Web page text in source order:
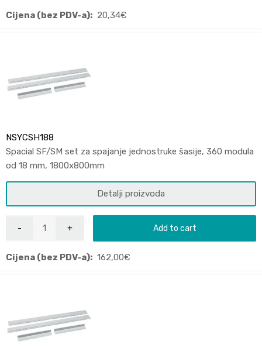
Cijena (bez PDV-a): 20,34€
NSYCSH188
Spacial SF/SM set za spajanje jednostruke šasije, 360 modula
od 18 mm, 1800x800mm
Detalji proizvoda
Add to cart
Cijena (bez PDV-a): 162,00€